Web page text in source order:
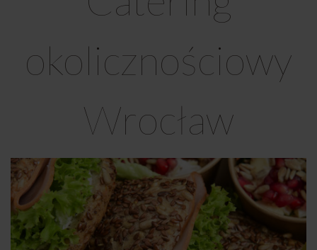
okolicznościowy
Wrocław